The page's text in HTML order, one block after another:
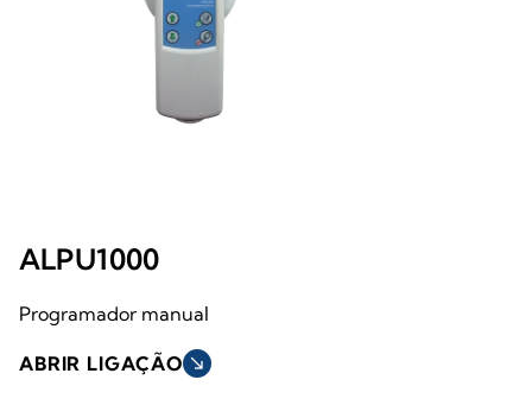
ALPU1000
Programador manual
ABRIR LIGAÇÃO south_east